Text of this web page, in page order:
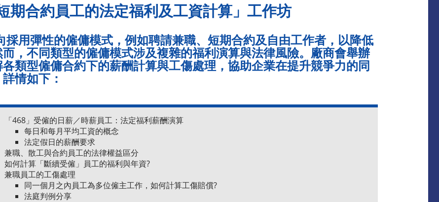
期合約員工的法定福利及工資計算」工作坊
用彈性的僱傭模式，例如聘請兼職、短期合約及自由工作者，以降低
，不同類型的僱傭模式涉及複雜的福利演算與法律風險。廠商會舉辦
類型僱傭合約下的薪酬計算與工傷處理，協助企業在提升競爭力的同
情如下：
「468」受僱的日薪／時薪員工：法定福利薪酬演算
每日和每月平均工資的概念
法定假日的薪酬要求
兼職、散工與合約員工的法律權益區分
如何計算「斷續受僱」員工的福利與年資?
兼職員工的工傷處理
同一個月之內員工為多位僱主工作，如何計算工傷賠償?
法庭判例分享